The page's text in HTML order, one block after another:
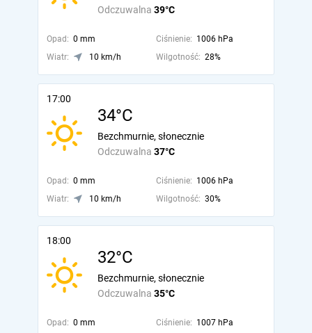
Odczuwalna 39°C
Opad: 0 mm Ciśnienie: 1006 hPa
Wiatr:
10 km/h Wilgotność: 28%
17:00
34°C
Odczuwalna 37°C
Bezchmurnie, słonecznie
Opad: 0 mm Ciśnienie: 1006 hPa
Wiatr:
10 km/h Wilgotność: 30%
18:00
32°C
Odczuwalna 35°C
Bezchmurnie, słonecznie
Opad: 0 mm Ciśnienie: 1007 hPa